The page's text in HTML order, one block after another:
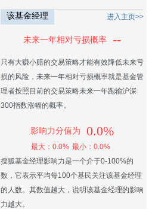
该基金经理 进入主页>>
未来一年相对亏损概率 --
只有大赚小赔的交易策略才能有效降低未来亏
损的风险，未来一年相对亏损概率就是基金管
理者按照目前的交易策略未来一年跑输沪深
300指数涨幅的概率。
影响力分值为 0.0%
最大：0.0% 最小：0.0%
搜狐基金经理影响力是一个介于0-100%的
数，它表示平均每100个基民关注该基金经理
的人数。其数值越大，说明该基金经理的影响
力越大。